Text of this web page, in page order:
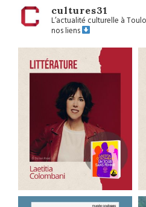
cultures31
L’actualité culturelle à
nos liens